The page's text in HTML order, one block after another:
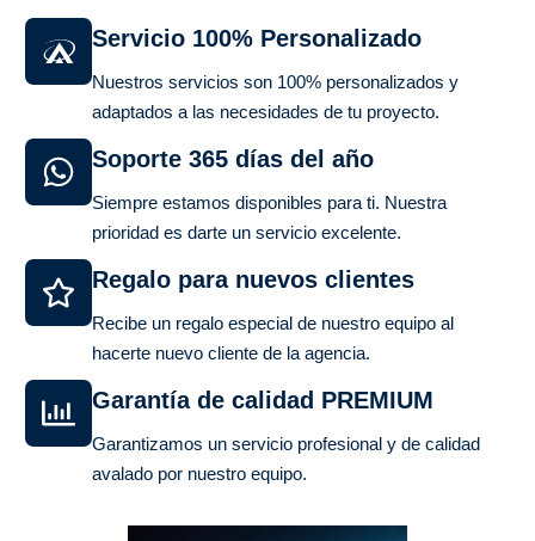
Servicio 100% Personalizado
Nuestros servicios son 100% personalizados y
adaptados a las necesidades de tu proyecto.
Soporte 365 días del año
Siempre estamos disponibles para ti. Nuestra
prioridad es darte un servicio excelente.
Regalo para nuevos clientes
Recibe un regalo especial de nuestro equipo al
hacerte nuevo cliente de la agencia.
Garantía de calidad PREMIUM
Garantizamos un servicio profesional y de calidad
avalado por nuestro equipo.